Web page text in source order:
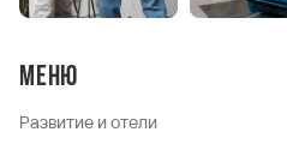
Меню
Развитие и отели